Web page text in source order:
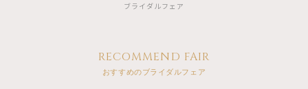
ブライダルフェア
RECOMMEND FAIR
おすすめのブライダルフェア